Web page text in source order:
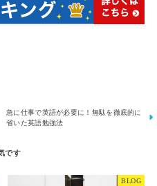
急に仕事で英語が必要に！無駄を徹底的に
省いた英語勉強法
BLOG